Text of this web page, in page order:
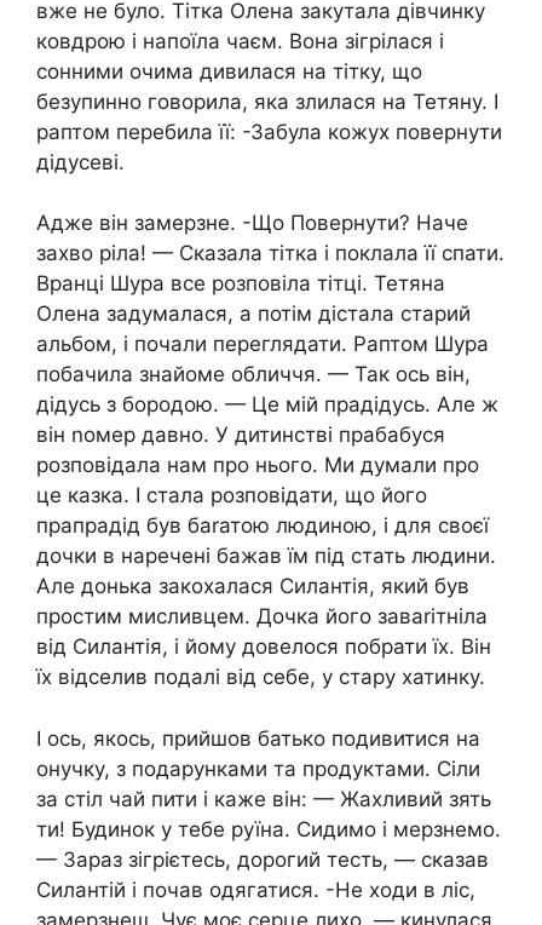
вже не було. Тітка Олена закутала дівчинку
ковдрою і напоїла чаєм. Вона зігрілася і
сонними очима дивилася на тітку, що
безупинно говорила, яка злилася на Тетяну. І
раптом перебила її: -Забула кожух повернути
дідусеві.
Адже він замерзне. -Що Повернути? Наче
захво ріла! — Сказала тітка і поклала її спати.
Вранці Шура все розповіла тітці. Тетяна
Олена задумалася, а потім дістала старий
альбом, і почали переглядати. Раптом Шура
побачила знайоме обличчя. — Так ось він,
дідусь з бородою. — Це мій прадідусь. Але ж
він nомер давно. У дитинстві прабабуся
розповідала нам про нього. Ми думали про
це казка. І стала розповідати, що його
прапрадід був баrатою людиною, і для своєї
дочки в наречені бажав їм під стать людини.
Але донька закохалася Силантія, який був
простим мисливцем. Дочка його заваrітніла
від Силантія, і йому довелося побрати їх. Він
їх відселив подалі від себе, у стару хатинку.
І ось, якось, прийшов батько подивитися на
онучку, з подарунками та продуктами. Сіли
за стіл чай пити і каже він: — Жахливий зять
ти! Будинок у тебе руїна. Сидимо і мерзнемо.
— Зараз зігрієтесь, дорогий тесть, — сказав
Силантій і почав одягатися. -Не ходи в ліс,
замерзнеш. Чує моє серце лихо, — кинулася